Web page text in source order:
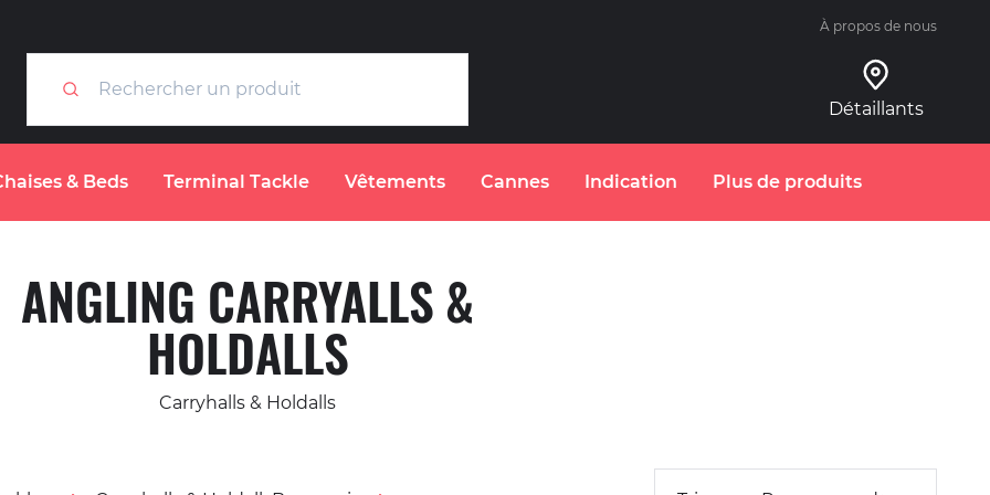
Détaillants
À propos de nous
& Beds Terminal Tackle Vêtements Cannes Indication Plus de produits
ANGLING CARRYALLS &
HOLDALLS
Carryhalls & Holdalls